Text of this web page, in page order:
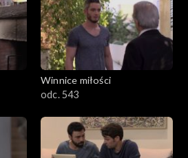
Winnice miłości
odc. 543